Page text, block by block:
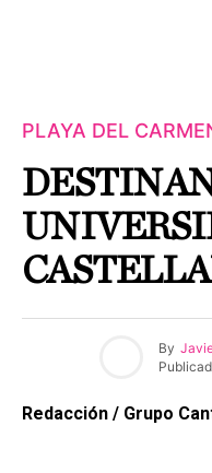
PLAYA DEL
By
Redacción / Grupo